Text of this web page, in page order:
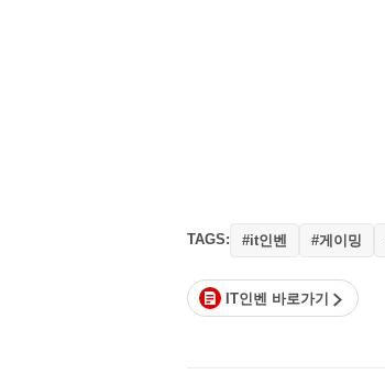
TAGS: #it인벤 #게이밍
IT인벤 바로가기